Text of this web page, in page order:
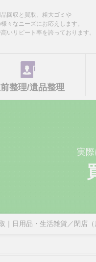
回収と買取、粗大ゴミや
々なニーズにお応えします。
いリピート率を誇っております。
整理/遺品整理
実
｜日用品・生活雑貨／閉店